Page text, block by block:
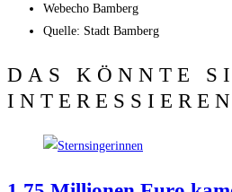
Web­echo Bamberg
Quel­le: Stadt Bamberg
DAS KÖNNTE